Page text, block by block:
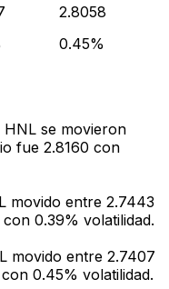
2.8058
0.45%
HNL se movieron
fue 2.8160 con
movido entre 2.7443
0.39% volatilidad.
movido entre 2.7407
0.45% volatilidad.